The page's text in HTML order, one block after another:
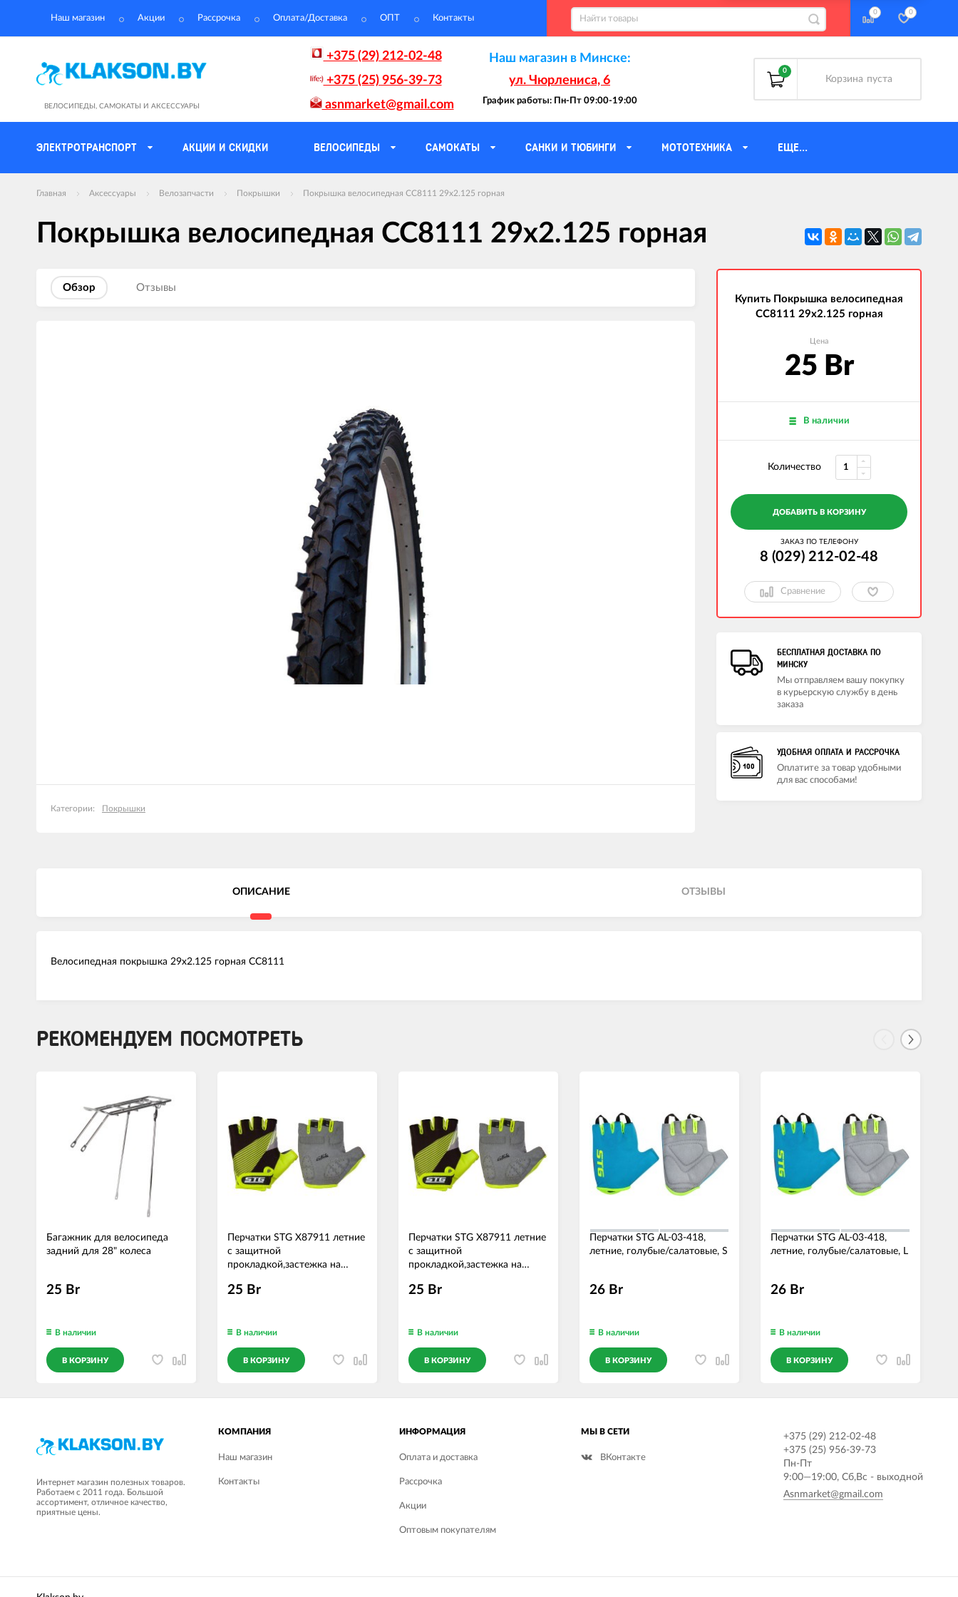
Наш магазин Акции Рассрочка Оплата/Доставка ОПТ Контакты
0 0
ВЕЛОСИПЕДЫ, САМОКАТЫ И АКСЕССУАРЫ
+375 (29) 212-02-48
+375 (25) 956-39-73
asnmarket@gmail.com
Наш магазин в Минске:
ул. Чюрлениса, 6
График работы: Пн-Пт 09:00-19:00
0
Корзина пуста
ЭЛЕКТРОТРАНСПОРТ АКЦИИ И СКИДКИ ВЕЛОСИПЕДЫ САМОКАТЫ САНКИ И ТЮБИНГИ МОТОТЕХНИКА ЕЩЕ...
Велозащита
Велокресла детские
Велонасосы
Велосумки и держатели для
смартфонов
Освещение
Перчатки
Главная Аксессуары Велозапчасти Покрышки Покрышка велосипедная CC8111 29x2.125 горная
Покрышка велосипедная CC8111 29x2.125 горная
Обзор Отзывы
Категории: Покрышки
Купить Покрышка велосипедная
CC8111 29x2.125 горная
Цена
25 Br
В наличии
Количество
ДОБАВИТЬ В КОРЗИНУ
ЗАКАЗ ПО ТЕЛЕФОНУ
8 (029) 212-02-48
Сравнение
БЕСПЛАТНАЯ ДОСТАВКА ПО
МИНСКУ
Мы отправляем вашу покупку
в курьерскую службу в день
заказа
УДОБНАЯ ОПЛАТА И РАССРОЧКА
Оплатите за товар удобными
для вас способами!
ОПИСАНИЕ ОТЗЫВЫ
Велосипедная покрышка 29x2.125 горная CC8111
РЕКОМЕНДУЕМ ПОСМОТРЕТЬ
Багажник для велосипеда
задний для 28" колеса
25 Br
В наличии
В КОРЗИНУ
Перчатки STG Х87911 летние
с защитной
прокладкой,застежка на
25 Br
В наличии
В КОРЗИНУ
Перчатки STG Х87911 летние
с защитной
прокладкой,застежка на
25 Br
В наличии
В КОРЗИНУ
Перчатки STG AL-03-418,
летние, голубые/салатовые, S
26 Br
В наличии
В КОРЗИНУ
Перчатки STG AL-03-418,
летние, голубые/салатовые, L
26 Br
В наличии
В КОРЗИНУ
Интернет магазин полезных товаров.
Работаем с 2011 года. Большой
ассортимент, отличное качество,
приятные цены.
КОМПАНИЯ
Наш магазин
Контакты
ИНФОРМАЦИЯ
Оплата и доставка
Рассрочка
Акции
Оптовым покупателям
МЫ В СЕТИ
ВКонтакте
+375 (29) 212-02-48
+375 (25) 956-39-73
Пн-Пт
9:00—19:00, Сб,Вс - выходной
Asnmarket@gmail.com